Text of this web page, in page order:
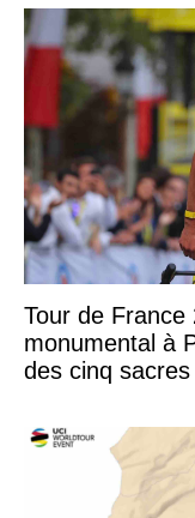
Tour de France
monumental à
des cinq sacres